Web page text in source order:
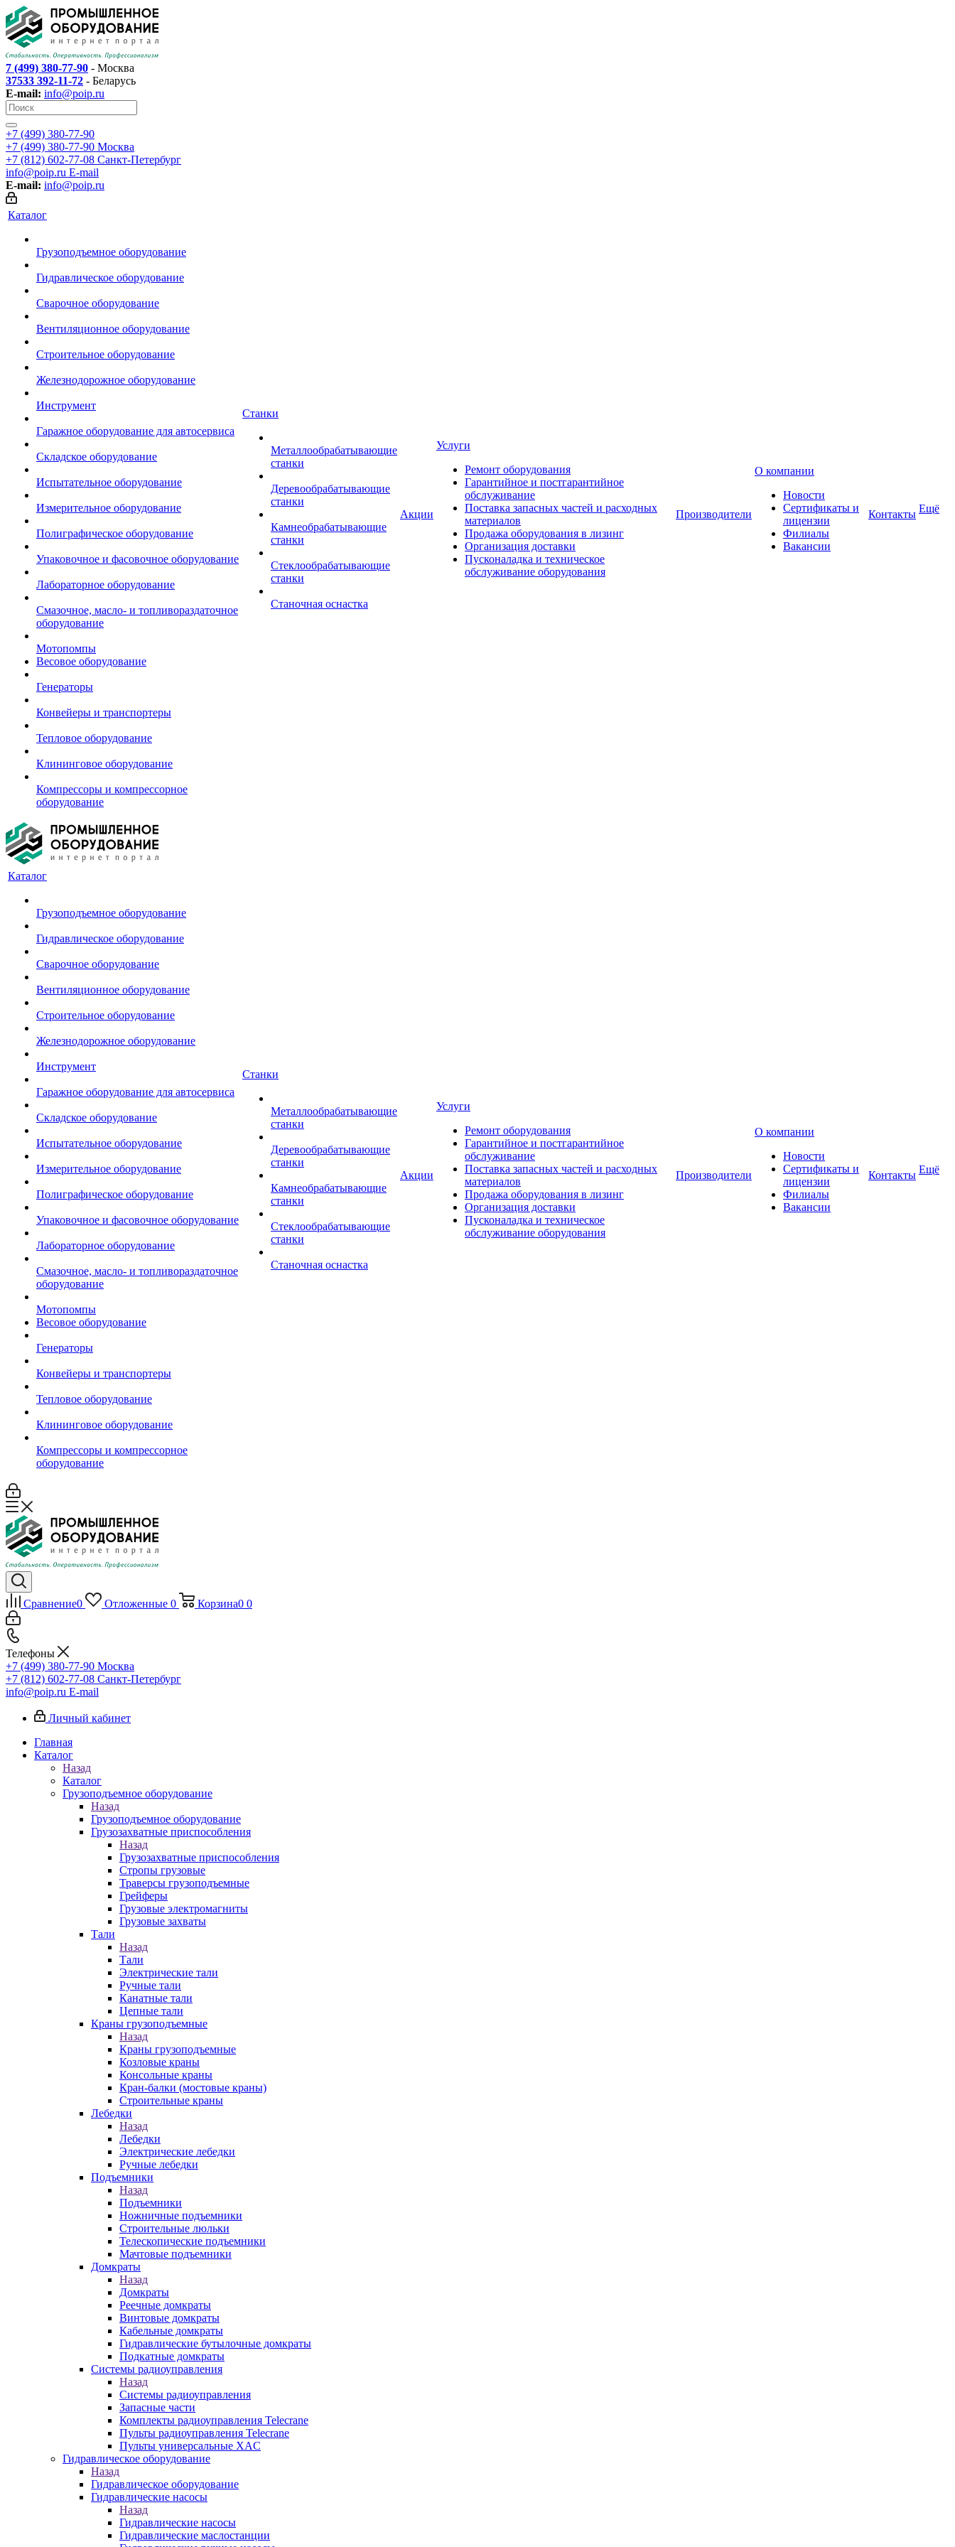
7 (499) 380-77-90 - Москва
37533 392-11-72 - Беларусь
E-mail: info@poip.ru
+7 (499) 380-77-90
+7 (499) 380-77-90 Москва
+7 (812) 602-77-08 Санкт-Петербург
info@poip.ru E-mail
E-mail: info@poip.ru
Каталог
Грузоподъемное оборудование
Гидравлическое оборудование
Сварочное оборудование
Вентиляционное оборудование
Строительное оборудование
Железнодорожное оборудование
Инструмент
Гаражное оборудование для автосервиса
Складское оборудование
Испытательное оборудование
Измерительное оборудование
Полиграфическое оборудование
Упаковочное и фасовочное оборудование
Лабораторное оборудование
Смазочное, масло- и топливораздаточное
оборудование
Мотопомпы
Весовое оборудование
Генераторы
Конвейеры и транспортеры
Тепловое оборудование
Клининговое оборудование
Компрессоры и компрессорное
оборудование
Станки
Металлообрабатывающие
станки
Деревообрабатывающие
станки
Камнеобрабатывающие
станки
Стеклообрабатывающие
станки
Станочная оснастка
Акции
Услуги
Ремонт оборудования
Гарантийное и постгарантийное
обслуживание
Поставка запасных частей и расходных
материалов
Продажа оборудования в лизинг
Организация доставки
Пусконаладка и техническое
обслуживание оборудования
Производители
О компании
Новости
Сертификаты и
лицензии
Филиалы
Вакансии
Контакты Ещё
Каталог
Грузоподъемное оборудование
Гидравлическое оборудование
Сварочное оборудование
Вентиляционное оборудование
Строительное оборудование
Железнодорожное оборудование
Инструмент
Гаражное оборудование для автосервиса
Складское оборудование
Испытательное оборудование
Измерительное оборудование
Полиграфическое оборудование
Упаковочное и фасовочное оборудование
Лабораторное оборудование
Смазочное, масло- и топливораздаточное
оборудование
Мотопомпы
Весовое оборудование
Генераторы
Конвейеры и транспортеры
Тепловое оборудование
Клининговое оборудование
Компрессоры и компрессорное
оборудование
Станки
Металлообрабатывающие
станки
Деревообрабатывающие
станки
Камнеобрабатывающие
станки
Стеклообрабатывающие
станки
Станочная оснастка
Акции
Услуги
Ремонт оборудования
Гарантийное и постгарантийное
обслуживание
Поставка запасных частей и расходных
материалов
Продажа оборудования в лизинг
Организация доставки
Пусконаладка и техническое
обслуживание оборудования
Производители
О компании
Новости
Сертификаты и
лицензии
Филиалы
Вакансии
Контакты Ещё
Сравнение0 Отложенные 0 Корзина0 0
Телефоны
+7 (499) 380-77-90 Москва
+7 (812) 602-77-08 Санкт-Петербург
info@poip.ru E-mail
Личный кабинет
Главная
Каталог
Назад
Каталог
Грузоподъемное оборудование
Назад
Грузоподъемное оборудование
Грузозахватные приспособления
Назад
Грузозахватные приспособления
Стропы грузовые
Траверсы грузоподъемные
Грейферы
Грузовые электромагниты
Грузовые захваты
Тали
Назад
Тали
Электрические тали
Ручные тали
Канатные тали
Цепные тали
Краны грузоподъемные
Назад
Краны грузоподъемные
Козловые краны
Консольные краны
Кран-балки (мостовые краны)
Строительные краны
Лебедки
Назад
Лебедки
Электрические лебедки
Ручные лебедки
Подъемники
Назад
Подъемники
Ножничные подъемники
Строительные люльки
Телескопические подъемники
Мачтовые подъемники
Домкраты
Назад
Домкраты
Реечные домкраты
Винтовые домкраты
Кабельные домкраты
Гидравлические бутылочные домкраты
Подкатные домкраты
Системы радиоуправления
Назад
Системы радиоуправления
Запасные части
Комплекты радиоуправления Telecrane
Пульты радиоуправления Telecrane
Пульты универсальные XAC
Гидравлическое оборудование
Назад
Гидравлическое оборудование
Гидравлические насосы
Назад
Гидравлические насосы
Гидравлические маслостанции